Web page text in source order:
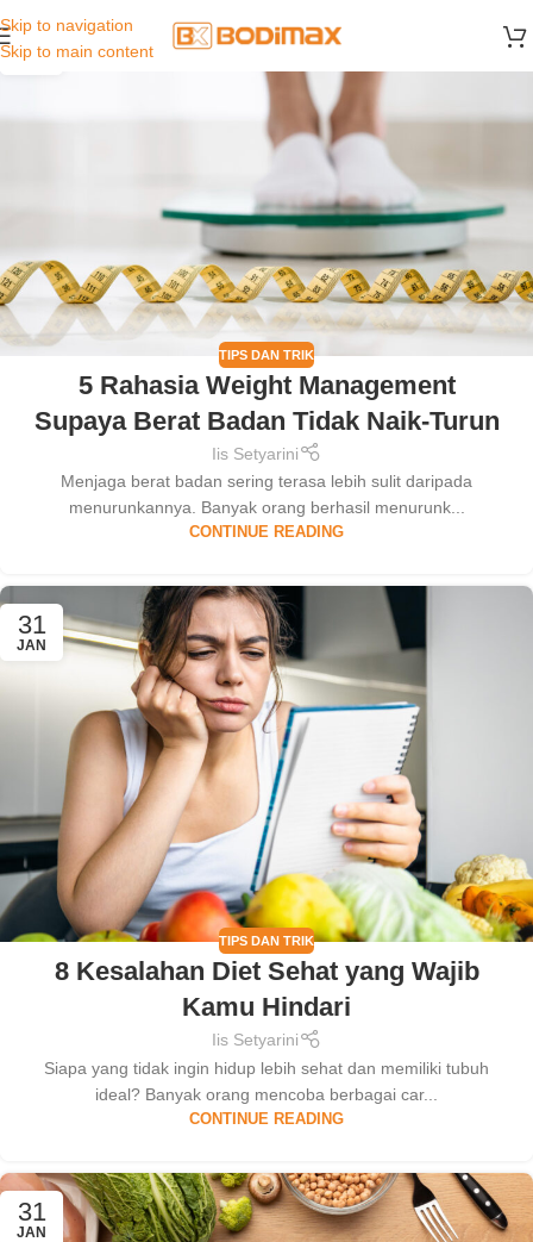
Skip to navigation
Skip to main content
31
JAN
TIPS DAN TRIK
5 Rahasia Weight Management
Supaya Berat Badan Tidak Naik-Turun
Iis Setyarini
Menjaga berat badan sering terasa lebih sulit daripada
menurunkannya. Banyak orang berhasil menurunk...
CONTINUE READING
31
JAN
TIPS DAN TRIK
8 Kesalahan Diet Sehat yang Wajib
Kamu Hindari
Iis Setyarini
Siapa yang tidak ingin hidup lebih sehat dan memiliki tubuh
ideal? Banyak orang mencoba berbagai car...
CONTINUE READING
31
JAN